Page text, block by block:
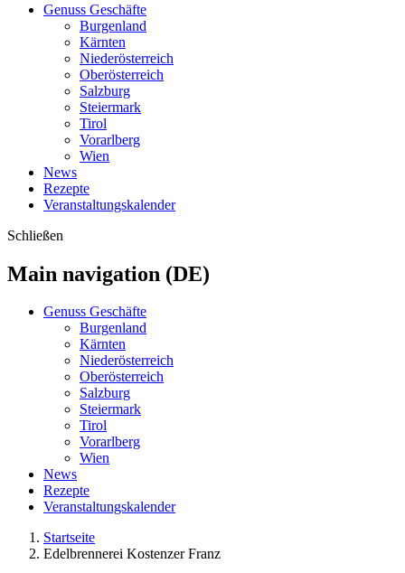
Genuss Geschäfte
Burgenland
Kärnten
Niederösterreich
Oberösterreich
Salzburg
Steiermark
Tirol
Vorarlberg
Wien
News
Rezepte
Veranstaltungskalender
Schließen
Main navigation (DE)
Genuss Geschäfte
Burgenland
Kärnten
Niederösterreich
Oberösterreich
Salzburg
Steiermark
Tirol
Vorarlberg
Wien
News
Rezepte
Veranstaltungskalender
Startseite
Edelbrennerei Kostenzer Franz